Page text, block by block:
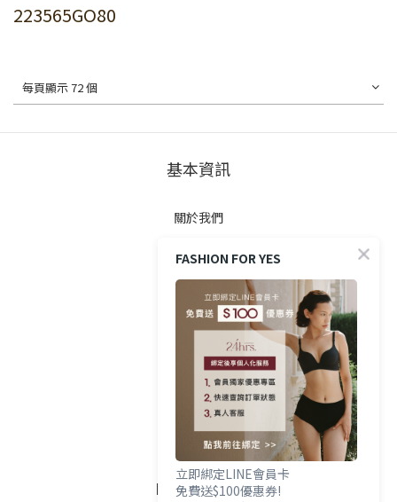
223565GO80
每頁顯示 72 個
基本資訊
關於我們
顧客服務
防詐提醒
購買方式
政策與條款
FOLLOW US
FASHION FOR YES
立即綁定LINE會員卡
免費送$100優惠券!